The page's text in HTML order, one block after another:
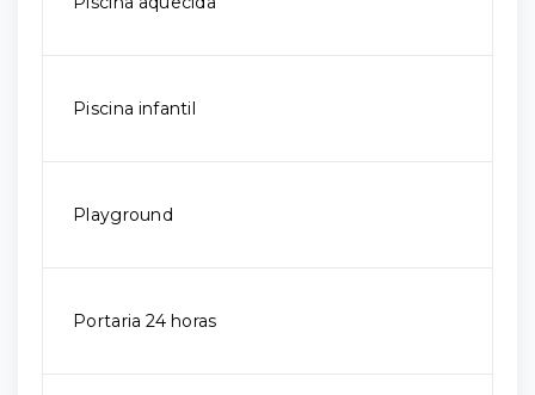
Piscina infantil
Playground
Portaria 24 horas